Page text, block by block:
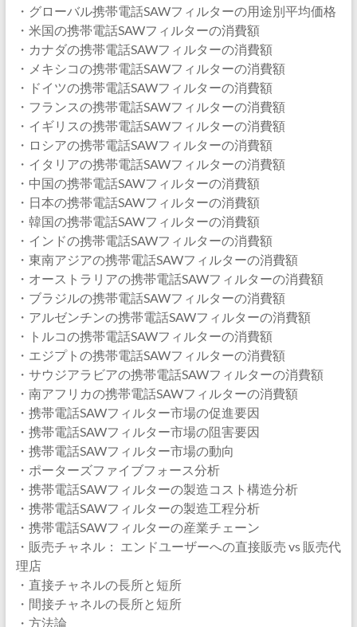
・グローバル携帯電話SAWフィルターの用途別平均価格
・米国の携帯電話SAWフィルターの消費額
・カナダの携帯電話SAWフィルターの消費額
・メキシコの携帯電話SAWフィルターの消費額
・ドイツの携帯電話SAWフィルターの消費額
・フランスの携帯電話SAWフィルターの消費額
・イギリスの携帯電話SAWフィルターの消費額
・ロシアの携帯電話SAWフィルターの消費額
・イタリアの携帯電話SAWフィルターの消費額
・中国の携帯電話SAWフィルターの消費額
・日本の携帯電話SAWフィルターの消費額
・韓国の携帯電話SAWフィルターの消費額
・インドの携帯電話SAWフィルターの消費額
・東南アジアの携帯電話SAWフィルターの消費額
・オーストラリアの携帯電話SAWフィルターの消費額
・ブラジルの携帯電話SAWフィルターの消費額
・アルゼンチンの携帯電話SAWフィルターの消費額
・トルコの携帯電話SAWフィルターの消費額
・エジプトの携帯電話SAWフィルターの消費額
・サウジアラビアの携帯電話SAWフィルターの消費額
・南アフリカの携帯電話SAWフィルターの消費額
・携帯電話SAWフィルター市場の促進要因
・携帯電話SAWフィルター市場の阻害要因
・携帯電話SAWフィルター市場の動向
・ポーターズファイブフォース分析
・携帯電話SAWフィルターの製造コスト構造分析
・携帯電話SAWフィルターの製造工程分析
・携帯電話SAWフィルターの産業チェーン
・販売チャネル： エンドユーザーへの直接販売 vs 販売代
理店
・直接チャネルの長所と短所
・間接チャネルの長所と短所
・方法論